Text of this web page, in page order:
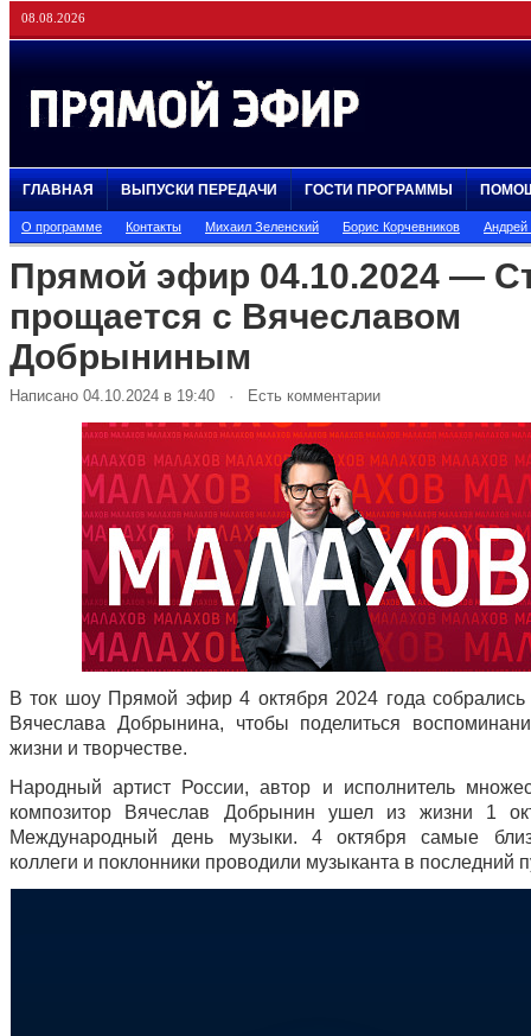
08.08.2026
ГЛАВНАЯ ВЫПУСКИ ПЕРЕДАЧИ ГОСТИ ПРОГРАММЫ
О программе Контакты Михаил Зеленский Борис Корчевников
Прямой эфир 04.10.2024 —
прощается с Вячеславом
Добрыниным
Написано 04.10.2024 в 19:40 · Есть комментарии
В ток шоу Прямой эфир 4 октября 2024 года собрались
Вячеслава Добрынина, чтобы поделиться
жизни и творчестве.
Народный артист России, автор и исполнитель
композитор Вячеслав Добрынин ушел из жизни 1
Международный день музыки. 4 октября самые
коллеги и поклонники проводили музыканта в последний